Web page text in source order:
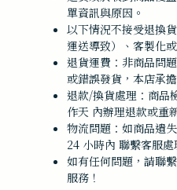
單資訊與原因。
以下情況不接受退換
運送導致）、客製化
退貨運費：非商品問
或錯誤發貨，本店承
退款/換貨處理：商品
作天 內辦理退款或重
物流問題：如商品遺
24 小時內 聯繫客服處
如有任何問題，請聯
服務！